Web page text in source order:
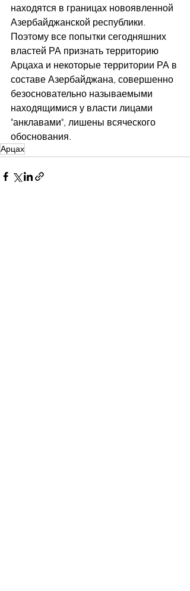
находятся в границах новоявленной
Азербайджанской республики.
Поэтому все попытки сегодняшних
властей РА признать территорию
Арцаха и некоторые территории РА в
составе Азербайджана, совершенно
безосновательно называемыми
находящимися у власти лицами
"анклавами", лишены всяческого
обоснования.
Арцах